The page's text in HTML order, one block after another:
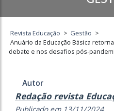
Revista Educação > Gestão >
Anuário da Educação Básica
debate e nos desafios pós-
Autor
Redação revista